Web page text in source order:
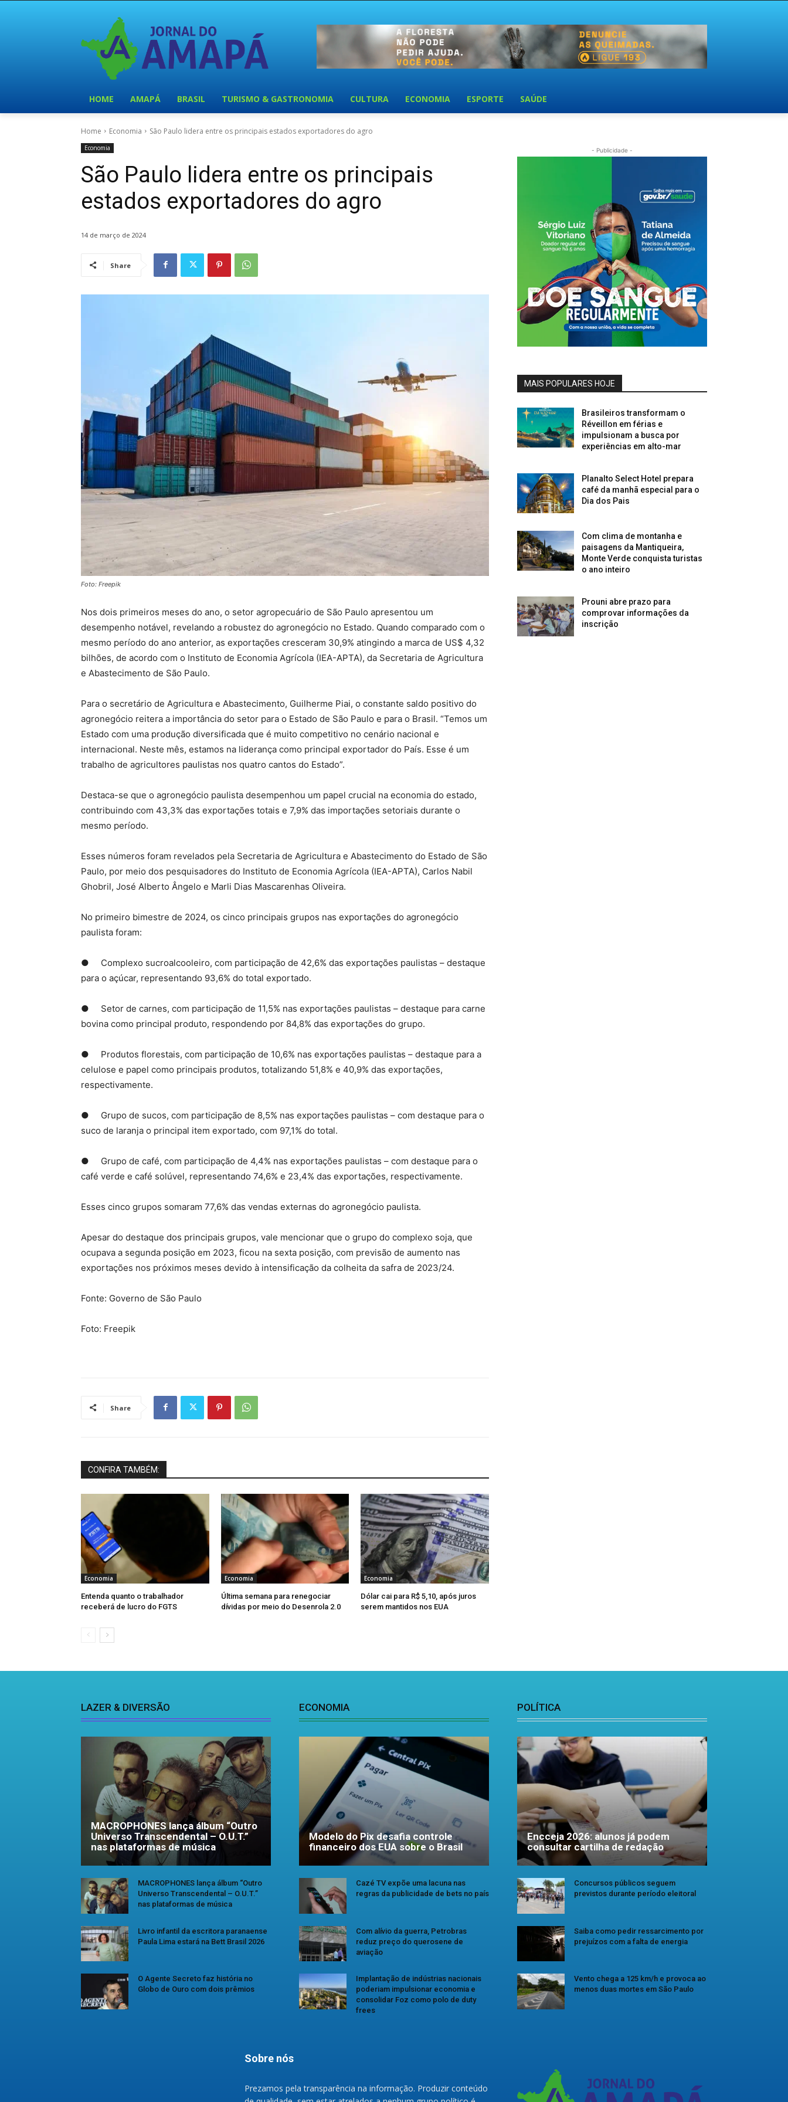
HOME AMAPÁ BRASIL TURISMO & GASTRONOMIA CULTURA ECONOMIA ESPORTE SAÚDE
Home Economia São Paulo lidera entre os principais estados exportadores do agro
Economia
São Paulo lidera entre os principais
estados exportadores do agro
14 de março de 2024
Share
Foto: Freepik
Nos dois primeiros meses do ano, o setor agropecuário de São Paulo apresentou um
desempenho notável, revelando a robustez do agronegócio no Estado. Quando comparado com o
mesmo período do ano anterior, as exportações cresceram 30,9% atingindo a marca de US$ 4,32
bilhões, de acordo com o Instituto de Economia Agrícola (IEA-APTA), da Secretaria de Agricultura
e Abastecimento de São Paulo.
Para o secretário de Agricultura e Abastecimento, Guilherme Piai, o constante saldo positivo do
agronegócio reitera a importância do setor para o Estado de São Paulo e para o Brasil. “Temos um
Estado com uma produção diversificada que é muito competitivo no cenário nacional e
internacional. Neste mês, estamos na liderança como principal exportador do País. Esse é um
trabalho de agricultores paulistas nos quatro cantos do Estado”.
Destaca-se que o agronegócio paulista desempenhou um papel crucial na economia do estado,
contribuindo com 43,3% das exportações totais e 7,9% das importações setoriais durante o
mesmo período.
Esses números foram revelados pela Secretaria de Agricultura e Abastecimento do Estado de São
Paulo, por meio dos pesquisadores do Instituto de Economia Agrícola (IEA-APTA), Carlos Nabil
Ghobril, José Alberto Ângelo e Marli Dias Mascarenhas Oliveira.
No primeiro bimestre de 2024, os cinco principais grupos nas exportações do agronegócio
paulista foram:
● Complexo sucroalcooleiro, com participação de 42,6% das exportações paulistas – destaque
para o açúcar, representando 93,6% do total exportado.
● Setor de carnes, com participação de 11,5% nas exportações paulistas – destaque para carne
bovina como principal produto, respondendo por 84,8% das exportações do grupo.
● Produtos florestais, com participação de 10,6% nas exportações paulistas – destaque para a
celulose e papel como principais produtos, totalizando 51,8% e 40,9% das exportações,
respectivamente.
● Grupo de sucos, com participação de 8,5% nas exportações paulistas – com destaque para o
suco de laranja o principal item exportado, com 97,1% do total.
● Grupo de café, com participação de 4,4% nas exportações paulistas – com destaque para o
café verde e café solúvel, representando 74,6% e 23,4% das exportações, respectivamente.
Esses cinco grupos somaram 77,6% das vendas externas do agronegócio paulista.
Apesar do destaque dos principais grupos, vale mencionar que o grupo do complexo soja, que
ocupava a segunda posição em 2023, ficou na sexta posição, com previsão de aumento nas
exportações nos próximos meses devido à intensificação da colheita da safra de 2023/24.
Fonte: Governo de São Paulo
Foto: Freepik
Share
CONFIRA TAMBÉM:
Economia
Entenda quanto o trabalhador
receberá de lucro do FGTS
Economia
Última semana para renegociar
dívidas por meio do Desenrola 2.0
Economia
Dólar cai para R$ 5,10, após juros
serem mantidos nos EUA
- Publicidade -
MAIS POPULARES HOJE
Brasileiros transformam o
Réveillon em férias e
impulsionam a busca por
experiências em alto-mar
Planalto Select Hotel prepara
café da manhã especial para o
Dia dos Pais
Com clima de montanha e
paisagens da Mantiqueira,
Monte Verde conquista turistas
o ano inteiro
Prouni abre prazo para
comprovar informações da
inscrição
LAZER & DIVERSÃO
MACROPHONES lança álbum “Outro
Universo Transcendental – O.U.T.”
nas plataformas de música
MACROPHONES lança álbum “Outro
Universo Transcendental – O.U.T.”
nas plataformas de música
Livro infantil da escritora paranaense
Paula Lima estará na Bett Brasil 2026
O Agente Secreto faz história no
Globo de Ouro com dois prêmios
ECONOMIA
Modelo do Pix desafia controle
financeiro dos EUA sobre o Brasil
Cazé TV expõe uma lacuna nas
regras da publicidade de bets no país
Com alívio da guerra, Petrobras
reduz preço do querosene de
aviação
Implantação de indústrias nacionais
poderiam impulsionar economia e
consolidar Foz como polo de duty
frees
POLÍTICA
Encceja 2026: alunos já podem
consultar cartilha de redação
Concursos públicos seguem
previstos durante período eleitoral
Saiba como pedir ressarcimento por
prejuízos com a falta de energia
Vento chega a 125 km/h e provoca ao
menos duas mortes em São Paulo
Sobre nós
Prezamos pela transparência na informação. Produzir conteúdo